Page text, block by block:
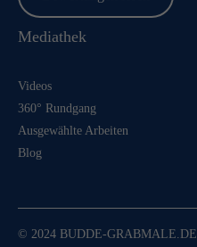
Mediathek
Videos
360° Rundgang
Ausgewählte Arbeiten
Blog
© 2024 BUDDE-GRABMALE.DE